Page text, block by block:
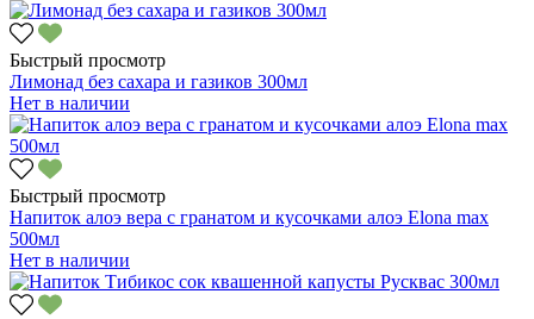
Быстрый просмотр
Лимонад без сахара и газиков 300мл
Нет в наличии
Быстрый просмотр
Напиток алоэ вера с гранатом и кусочками алоэ Elona max
500мл
Нет в наличии